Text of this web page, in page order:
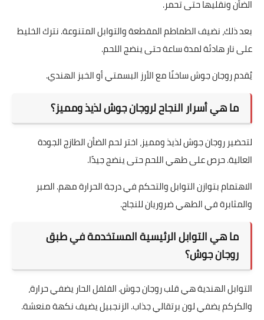
الضأن ونقليها حتى تحمر.
بعد ذلك، نضيف الطماطم المقطعة والتوابل المتنوعة. نترك الخليط
على نار هادئة لمدة ساعة حتى ينضج اللحم.
يُقدم روجان جوش ساخنًا مع الأرز البسمتي أو الخبز الهندي.
ما هي أسرار النجاح لروجان جوش لذيذ ومميز؟
لتحضير روجان جوش لذيذ ومميز، اختر لحم الضأن الطازج الجودة
العالية. حرص على طهي اللحم حتى ينضج جيدًا.
الاهتمام بتوازن التوابل والتحكم في درجة الحرارة مهم. الصبر
والمثابرة في الطهي ضروريان للنجاح.
ما هي التوابل الرئيسية المستخدمة في طبق
روجان جوش؟
التوابل الهندية هي قلب روجان جوش. الفلفل الحار يضفي حرارة،
والكركم يضفي لون برتقالي جذاب. الزنجبيل يضيف نكهة منعشة.